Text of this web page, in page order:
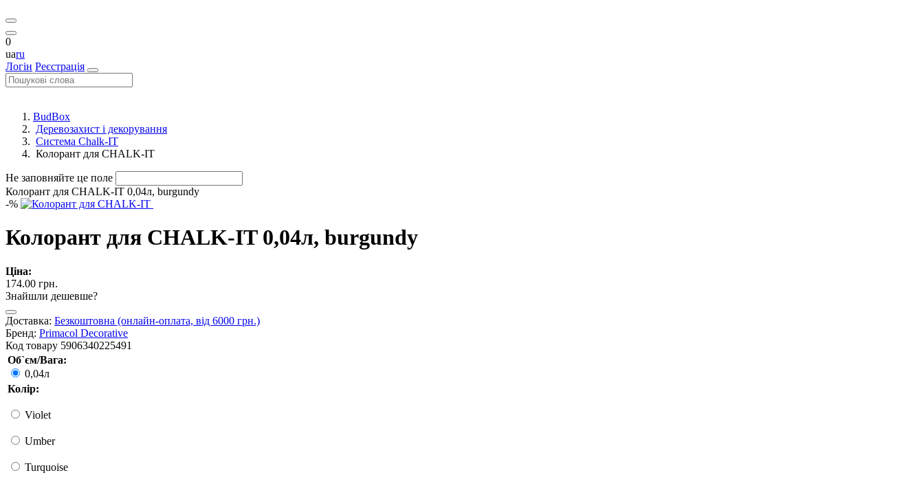
0
uaru
Логін Реєстрація
BudBox
Деревозахист і декорування
Система Chalk-IT
Колорант для CHALK-IT
Не заповняйте це поле
Колорант для CHALK-IT 0,04л, burgundy
-%
Колорант для CHALK-IT 0,04л, burgundy
Ціна:
174.00 грн.
Знайшли дешевше?
Доставка: Безкоштовна (онлайн-оплата, від 6000 грн.)
Бренд: Primacol Decorative
Код товару 5906340225491
Об`єм/Вага:
0,04л
Колір:
Violet
Umber
Turquoise